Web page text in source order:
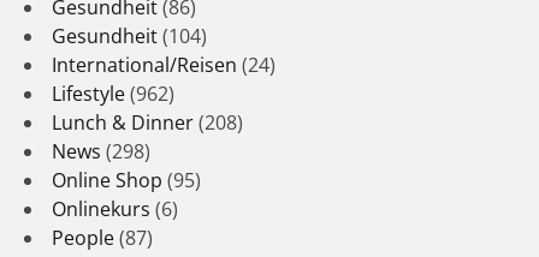
Gesundheit(86)
Gesundheit(104)
International/Reisen (24)
Lifestyle(962)
Lunch & Dinner(208)
News (298)
Online Shop (95)
Onlinekurs (6)
People(87)